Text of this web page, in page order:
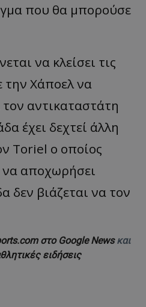
που θα μπορούσε
να κλείσει τις
την Χάποελ να
αντικαταστάτη
έχει δεχτεί άλλη
Toriel ο οποίος
να αποχωρήσει
δεν βιάζεται να τον
στο Google Newsκαι
ειδήσεις